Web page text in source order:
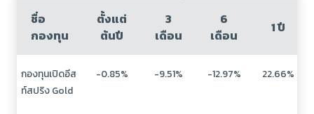
ชื่อ
กองทุน
ตั้งแต่
ต้นปี
3
เดือน
6
เดือน
1 ปี
กองทุนเปิดอีส
ท์สปริง Gold
-0.85% -9.51% -12.97% 22.66%